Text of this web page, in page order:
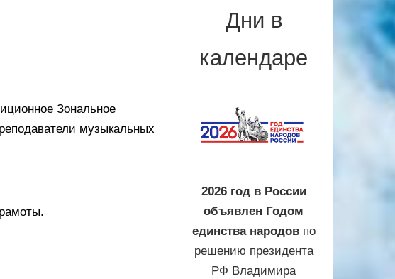
Зональное
музыкальных
Дни в
календаре
2026 год в России
объявлен Годом
единства народовпо
решению президента
РФ Владимира